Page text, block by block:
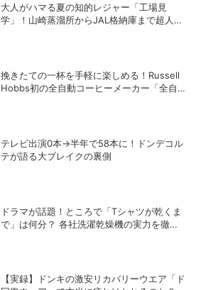
大人がハマる夏の知的レジャー「工場見
学」！山崎蒸溜所からJAL格納庫まで超人気
挽きたての一杯を手軽に楽しめる！Russell
Hobbs初の全自動コーヒーメーカー「全自
テレビ出演0本→半年で58本に！ドンデコル
テが語る大ブレイクの裏側
ドラマが話題！ところで「Tシャツが乾くま
で」は何分？ 各社洗濯乾燥機の実力を徹底
【実録】ドンキの激安リカバリーウエア「ド